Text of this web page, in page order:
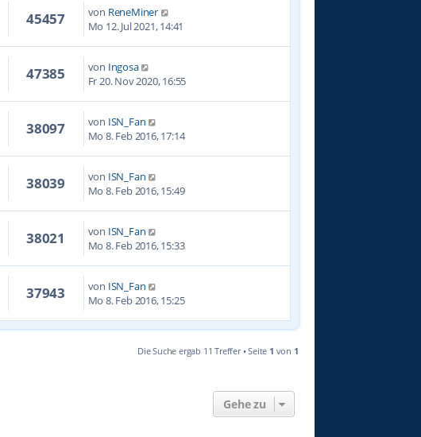
45457 von ReneMiner
Mo 12. Jul 2021, 14:41
47385 von Ingosa
Fr 20. Nov 2020, 16:55
38097 von ISN_Fan
Mo 8. Feb 2016, 17:14
38039 von ISN_Fan
Mo 8. Feb 2016, 15:49
38021 von ISN_Fan
Mo 8. Feb 2016, 15:33
37943 von ISN_Fan
Mo 8. Feb 2016, 15:25
Die Suche ergab 11 Treffer • Seite 1 von 1
Gehe zu